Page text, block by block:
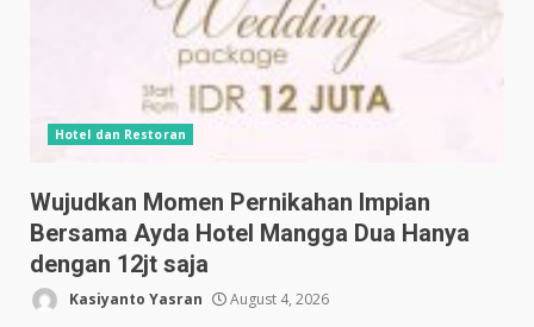
Hotel dan Restoran
Wujudkan Momen Pernikahan Impian
Bersama Ayda Hotel Mangga Dua Hanya
dengan 12jt saja
Kasiyanto Yasran August 4, 2026